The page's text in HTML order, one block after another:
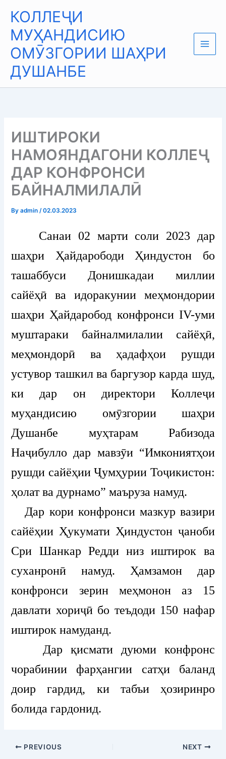
content
КОЛЛЕҶИ
МУҲАНДИСИЮ
ОМӮЗГОРИИ ШАҲРИ
ДУШАНБЕ
ИШТИРОКИ
НАМОЯНДАГОНИ КОЛЛЕҶ
ДАР КОНФРОНСИ
БАЙНАЛМИЛАЛӢ
Byadmin/02.03.2023
Санаи 02 марти соли 2023 дар
шаҳри Ҳайдарободи Ҳиндустон бо
ташаббуси Донишкадаи миллии
сайёҳӣ ва идоракунии меҳмондории
шаҳри Ҳайдаробод конфронси IV-уми
муштараки байналмилалии сайёҳӣ,
меҳмондорӣ ва ҳадафҳои рушди
устувор ташкил ва баргузор карда шуд,
ки дар он директори Коллеҷи
муҳандисию омӯзгории шаҳри
Душанбе муҳтарам Рабизода
Наҷибулло дар мавзӯи “Имкониятҳои
рушди сайёҳии Ҷумҳурии Тоҷикистон:
ҳолат ва дурнамо” маъруза намуд.
Дар кори конфронси мазкур вазири
сайёҳии Ҳукумати Ҳиндустон ҷаноби
Сри Шанкар Редди низ иштирок ва
суханронӣ намуд. Ҳамзамон дар
конфронси зерин меҳмонон аз 15
давлати хориҷӣ бо теъдоди 150 нафар
иштирок намуданд.
Дар қисмати дуюми конфронс
чорабинии фарҳангии сатҳи баланд
доир гардид, ки табъи ҳозиринро
болида гардонид.
PREVIOUS NEXT